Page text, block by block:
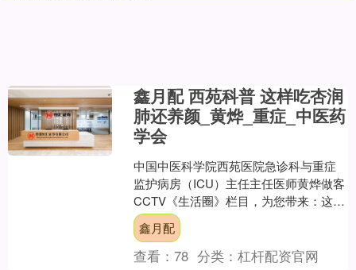
鑫月配 西苑科普 这样吃杏润
肺还养颜_黄烨_重症_中医药
学会
中国中医科学院西苑医院急诊科与重症
监护病房（ICU）主任主任医师黄烨做客
CCTV《生活圈》栏目，为您带来：这样
吃杏润肺还养颜，精彩节目视频，我们
与您同分享！ 专....
鑫月配
查看：78 分类：杠杆配资官网